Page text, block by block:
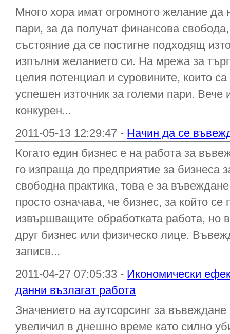
Много хора имат огромното желание да
пари, за да получат финансова
състояние да се постигне подходящ
изпълни желанието си. На мрежа за
целия потенциал и суровините, които
успешен източник за големи пари. Вече
конкурен...
2011-05-13 12:29:47 - Начин да се
Когато един бизнес е на работа за
го изпраща до предприятие за бизнеса
свободна практика, това е за
просто означава, че бизнес, за който
извършващите обработката работа, но
друг бизнес или физическо лице.
записв...
2011-04-27 07:05:33 - Икономически
данни възлагат работа
Значението на аутсорсинг за
увеличил в днешно време като силно